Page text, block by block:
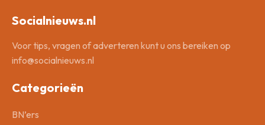
Socialnieuws.nl
Voor tips, vragen of adverteren kunt u ons bereiken op
info@socialnieuws.nl
Categorieën
BN’ers